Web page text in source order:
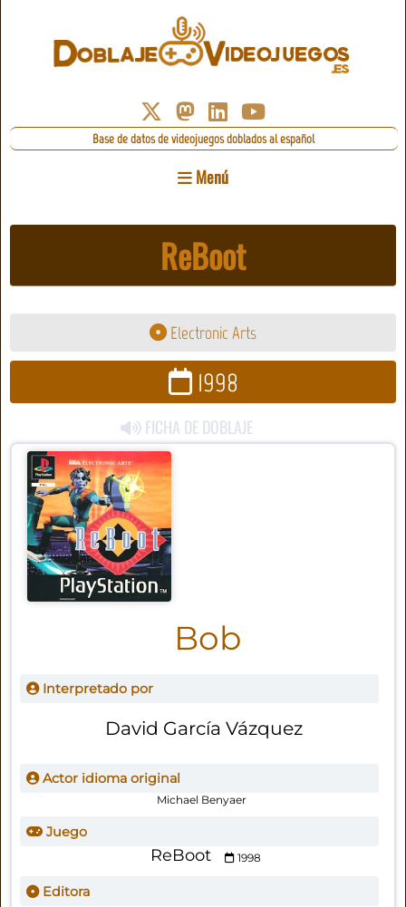
Base de datos de videojuegos doblados al español
Menú
ReBoot
Electronic Arts
1998
FICHA DE DOBLAJE
Bob
Interpretado por
David García Vázquez
Actor idioma original
Michael Benyaer
Juego
ReBoot 1998
Editora